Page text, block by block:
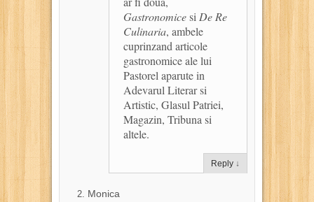
Gastronomicesi De Re
Culinaria, ambele
cuprinzand articole
gastronomice ale lui
Pastorel aparute in
Adevarul Literar si
Artistic, Glasul Patriei,
Magazin, Tribuna si
altele.
Reply ↓
Monica